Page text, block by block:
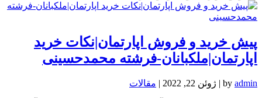
پیش خرید و فروش اپارتمان|نکات خرید
اپارتمان|ملکبانان-فرشته محمدحسینی
by admin
| ژوئن 22, 2022 | مقالات